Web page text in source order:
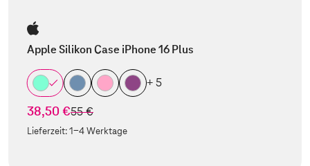
Apple Silikon Case iPhone 16 Plus
+ 5
38,50 €statt
55 €
Lieferzeit:1-4 Werktage